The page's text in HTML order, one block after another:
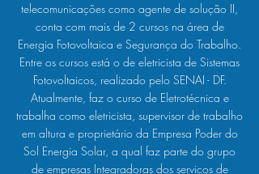
telecomunicações como agente de solução II,
conta com mais de 2 cursos na área de
Energia Fotovoltaica e Segurança do Trabalho.
Entre os cursos está o de eletricista de Sistemas
Fotovoltaicos, realizado pelo SENAI - DF.
Atualmente, faz o curso de Eletrotécnica e
trabalha como eletricista, supervisor de trabalho
em altura e proprietário da Empresa Poder do
Sol Energia Solar, a qual faz parte do grupo
de empresas Integradoras dos serviços de